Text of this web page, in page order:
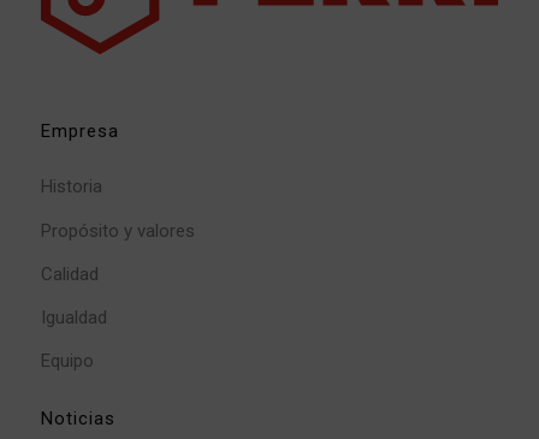
Empresa
Historia
Propósito y valores
Calidad
Igualdad
Equipo
Noticias